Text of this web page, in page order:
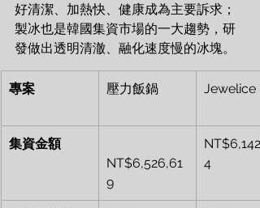
好清潔、加熱快、健康成為主要訴求；
製冰也是韓國集資市場的一大趨勢，研
發做出透明清澈、融化速度慢的冰塊。
專案 壓力飯鍋 Jewelice
集資金額
NT$6,526,61
9
4